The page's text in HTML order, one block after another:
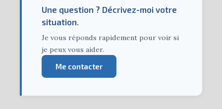
Une question ? Décrivez-moi votre
situation.
Je vous réponds rapidement pour voir si
je peux vous aider.
Me contacter